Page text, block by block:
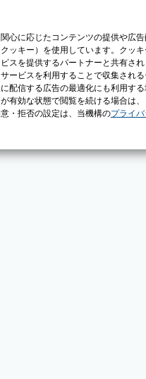
心に応じたコンテンツの提供や広
ッキー）を使用しています。クッ
スを提供するパートナーと共有さ
ービスを利用することで収集され
配信する広告の最適化にも利用す
有効な状態で閲覧を続ける場合は
・拒否の設定は、当機構のプライ